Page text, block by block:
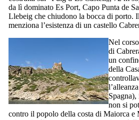
da lì dominato Es Port, Capo Punta de
Llebeig che chiudono la bocca di porto.
menziona l’esistenza di un castello
Nel
di
un
della
non si
contro il popolo della costa di Maiorca